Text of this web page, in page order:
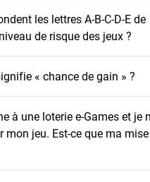
les lettres A-B-C-D-E de
de risque des jeux ?
« chance de gain » ?
à une loterie e-Games et je
mon jeu. Est-ce que ma